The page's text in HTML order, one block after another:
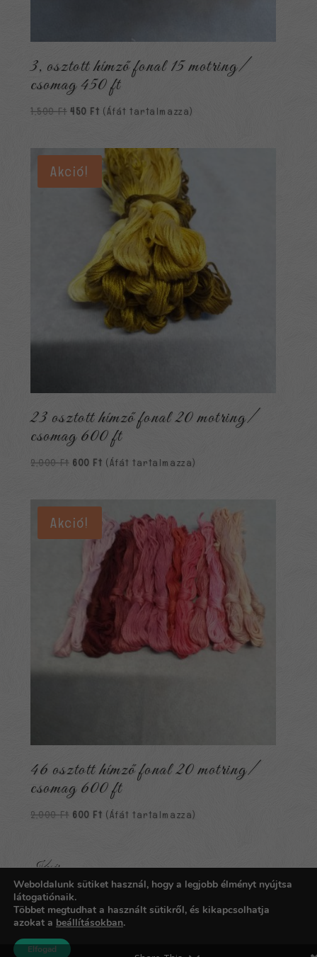
3, osztott hímző fonal 15 motring/
csomag 450 ft
1,500Ft Original
1,500 Ft.
450 FtCurrent
450 Ft.
(Áfát tartalmazza)
Akció!
23 osztott hímző fonal 20 motring/
csomag 600 ft
2,000Ft Original
2,000 Ft.
600 FtCurrent
600 Ft.
(Áfát tartalmazza)
Akció!
46 osztott hímző fonal 20 motring/
csomag 600 ft
2,000Ft Original
600 FtCurrent
(Áfát tartalmazza)
Kosár
Nincsenek termékek a kosárban.
Copyright © 2026
Weboldalunk sütiket használ, hogy a legjobb élményt nyújtsa
látogatiónaik.
Többet megtudhat a használt sütikről, és kikapcsolhatja
azokat a beállításokban.
Elfogad